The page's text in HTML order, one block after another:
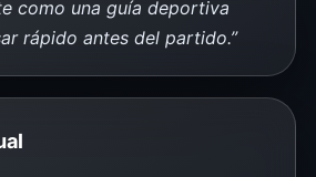
como una guía deportiva
rápido antes del partido.”